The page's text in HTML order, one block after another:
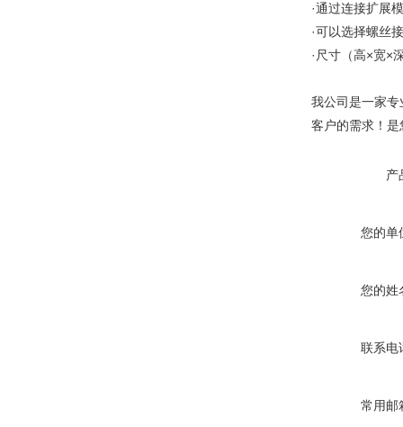
·通过连接扩展
·可以选择螺丝
·尺寸（高×宽×
我公司是一家
客户的需求！
产
您的单
您的姓
联系电
常用邮